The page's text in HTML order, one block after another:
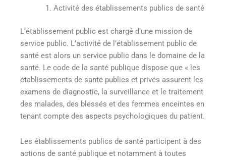
Activité des établissements publics de santé
L’établissement public est chargé d’une mission de
service public. L’activité de l’établissement public de
santé est alors un service public dans le domaine de la
santé. Le code de la santé publique dispose que « les
établissements de santé publics et privés assurent les
examens de diagnostic, la surveillance et le traitement
des malades, des blessés et des femmes enceintes en
tenant compte des aspects psychologiques du patient.
Les établissements publics de santé participent à des
actions de santé publique et notamment à toutes